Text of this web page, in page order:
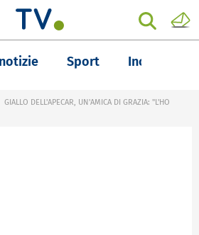
Sport Inchieste
GIALLO DELL'APECAR, UN'AMICA DI GRAZIA: "L'HO